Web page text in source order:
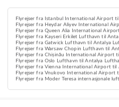
Flyrejser fra Istanbul International Airport
Flyrejser fra Heydar Aliyev International
Flyrejser fra Queen Alia International
Flyrejser fra Kayseri Erkilet Lufthavn til
Flyrejser fra Gatwick Lufthavn til Antalya
Flyrejser fra Warsaw Chopin Lufthavn til
Flyrejser fra Chișinău International Airport
Flyrejser fra Oslo Lufthavn til Antalya
Flyrejser fra Vienna International Airport til
Flyrejser fra Vnukovo International Airport
Flyrejser fra Moder Teresa internasjonale